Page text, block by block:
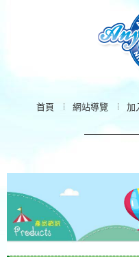
首頁 網站導覽 加